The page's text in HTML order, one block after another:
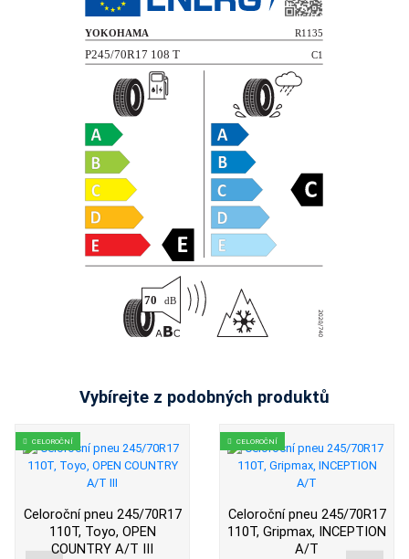
Vybírejte z podobných produktů
CELOROČNÍ
Celoroční pneu 245/70R17
110T, Toyo, OPEN
COUNTRY A/T III
CELOROČNÍ
Celoroční pneu 245/70R17
110T, Gripmax, INCEPTION
A/T